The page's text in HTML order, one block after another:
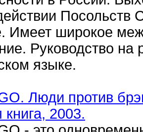
Имеет широкое
Руководство на
языке.
Люди против
2003.